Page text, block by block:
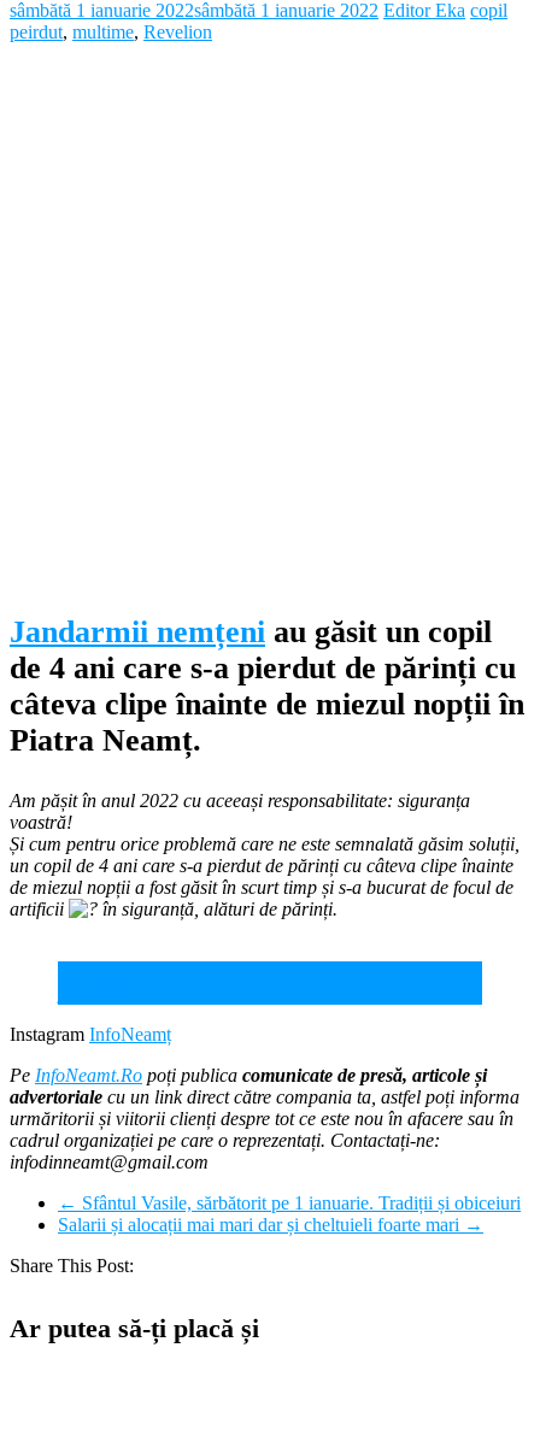
sâmbătă 1 ianuarie 2022sâmbătă 1 ianuarie 2022 Editor Eka copil
peirdut, multime, Revelion
Jandarmii nemțeni au găsit un copil
de 4 ani care s-a pierdut de părinți cu
câteva clipe înainte de miezul nopții în
Piatra Neamț.
Am pășit în anul 2022 cu aceeași responsabilitate: siguranța
voastră!
Și cum pentru orice problemă care ne este semnalată găsim soluții,
un copil de 4 ani care s-a pierdut de părinți cu câteva clipe înainte
de miezul nopții a fost găsit în scurt timp și s-a bucurat de focul de
artificii
în siguranță, alături de părinți.
Instagram InfoNeamț
Pe InfoNeamt.Ro poți publica comunicate de presă, articole și
advertoriale cu un link direct către compania ta, astfel poți informa
urmăritorii și viitorii clienți despre tot ce este nou în afacere sau în
cadrul organizației pe care o reprezentați. Contactați-ne:
infodinneamt@gmail.com
← Sfântul Vasile, sărbătorit pe 1 ianuarie. Tradiții și obiceiuri
Salarii și alocații mai mari dar și cheltuieli foarte mari →
Share This Post:
Ar putea să-ți placă și